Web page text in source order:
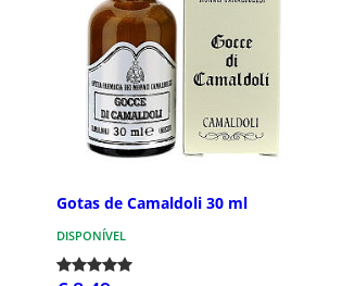
Gotas de Camaldoli 30 ml
DISPONÍVEL